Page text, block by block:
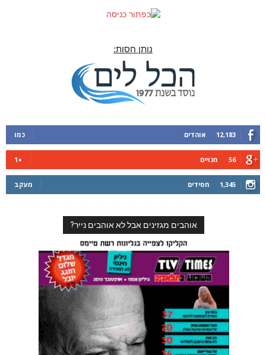
נותן חסות:
12,183 אוהדים כמו
56 מנויים +1
1,345 חסידים מעקב
אוהבים מגזינים אבל לא אוהבים נייר?